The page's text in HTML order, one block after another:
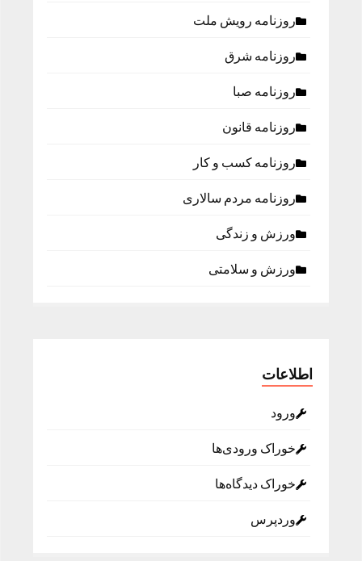
روزنامه رویش ملت
روزنامه شرق
روزنامه صبا
روزنامه قانون
روزنامه كسب و كار
روزنامه مردم سالاری
ورزش و زندگی
ورزش و سلامتی
اطلاعات
ورود
خوراک ورودی‌ها
خوراک دیدگاه‌ها
وردپرس